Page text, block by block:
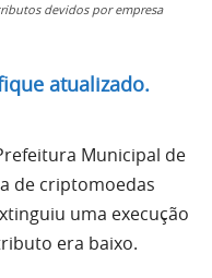
devidos por empresa
atualizado.
Municipal de
de criptomoedas
uma execução
era baixo.